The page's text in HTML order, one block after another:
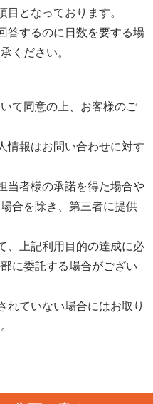
となっております。
答するのに日数を要する場
ください。
て同意の上、お客様のご
情報はお問い合わせに対す
当者様の承諾を得た場合や
合を除き、第三者に提供
、上記利用目的の達成に必
に委託する場合がござい
れていない場合にはお取り